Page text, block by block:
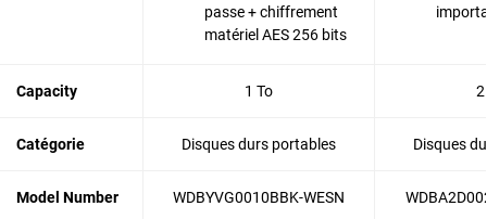
passe + chiffrement
matériel AES 256 bits
Capacity 1 To 2
Catégorie Disques durs portables Disques
Model Number WDBYVG0010BBK-WESN